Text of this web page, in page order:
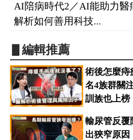
AI陪病時代2／AI能助力醫
解析如何善用科技...
▋編輯推薦
術後怎麼痔
名4族群關
訓族也上榜
輸尿管反覆
出狹窄原